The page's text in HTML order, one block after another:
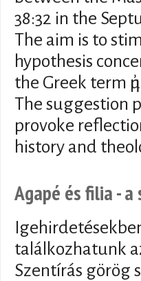
38:32 in the
The aim is to
hypothesis
the Greek term
The suggestion
provoke
history and
Agapé és filia -
találkozhatunk
Szentírás görög